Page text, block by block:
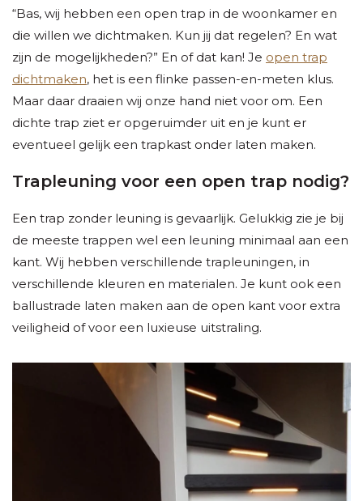
“Bas, wij hebben een open trap in de woonkamer en
die willen we dichtmaken. Kun jij dat regelen? En wat
zijn de mogelijkheden?” En of dat kan! Je open trap
dichtmaken, het is een flinke passen-en-meten klus.
Maar daar draaien wij onze hand niet voor om. Een
dichte trap ziet er opgeruimder uit en je kunt er
eventueel gelijk een trapkast onder laten maken.
Trapleuning voor een open trap nodig?
Een trap zonder leuning is gevaarlijk. Gelukkig zie je bij
de meeste trappen wel een leuning minimaal aan een
kant. Wij hebben verschillende trapleuningen, in
verschillende kleuren en materialen. Je kunt ook een
ballustrade laten maken aan de open kant voor extra
veiligheid of voor een luxieuse uitstraling.